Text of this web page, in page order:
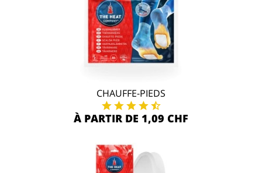
CHAUFFE-PIEDS
À PARTIR DE 1,09 CHF